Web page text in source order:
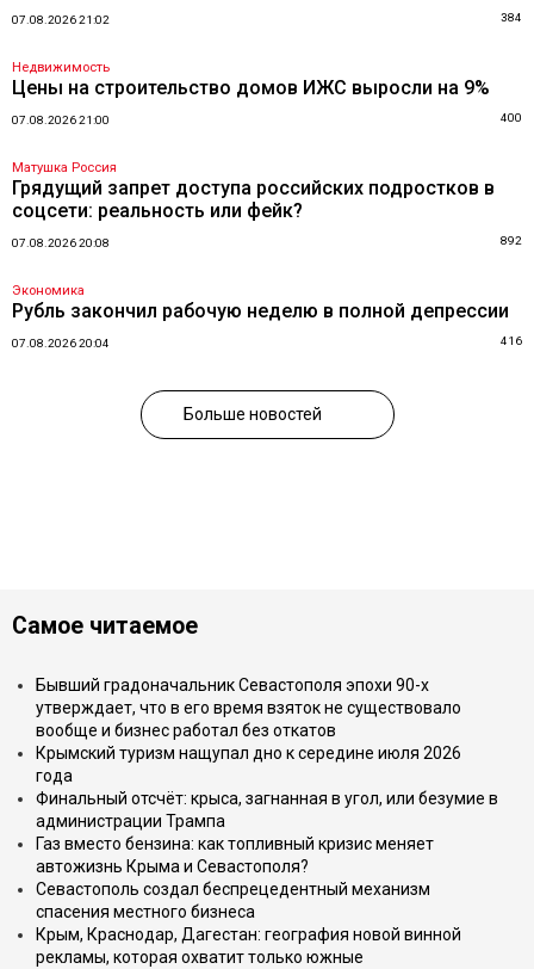
07.08.2026 21:02 384
Недвижимость
Цены на строительство домов ИЖС выросли на 9%
07.08.2026 21:00 400
Матушка Россия
Грядущий запрет доступа российских подростков в
соцсети: реальность или фейк?
07.08.2026 20:08 892
Экономика
Рубль закончил рабочую неделю в полной депрессии
07.08.2026 20:04 416
Больше новостей
Самое читаемое
Бывший градоначальник Севастополя эпохи 90-х
утверждает, что в его время взяток не существовало
вообще и бизнес работал без откатов
Крымский туризм нащупал дно к середине июля 2026
года
Финальный отсчёт: крыса, загнанная в угол, или безумие в
администрации Трампа
Газ вместо бензина: как топливный кризис меняет
автожизнь Крыма и Севастополя?
Севастополь создал беспрецедентный механизм
спасения местного бизнеса
Крым, Краснодар, Дагестан: география новой винной
рекламы, которая охватит только южные